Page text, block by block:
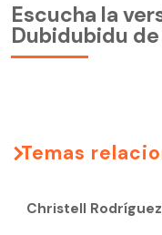
Escucha la
Dubidubidu
Temas
Christell Rodríguez